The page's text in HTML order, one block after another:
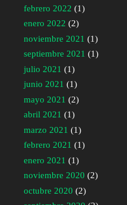
febrero 2022 (1)
enero 2022 (2)
noviembre 2021 (1)
septiembre 2021 (1)
julio 2021 (1)
junio 2021 (1)
mayo 2021 (2)
abril 2021 (1)
marzo 2021 (1)
febrero 2021 (1)
enero 2021 (1)
noviembre 2020 (2)
octubre 2020 (2)